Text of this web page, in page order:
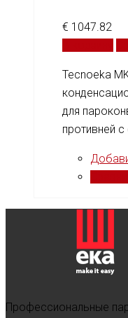
€ 1047.82
Tecnoeka
для
противней
Профессиональные